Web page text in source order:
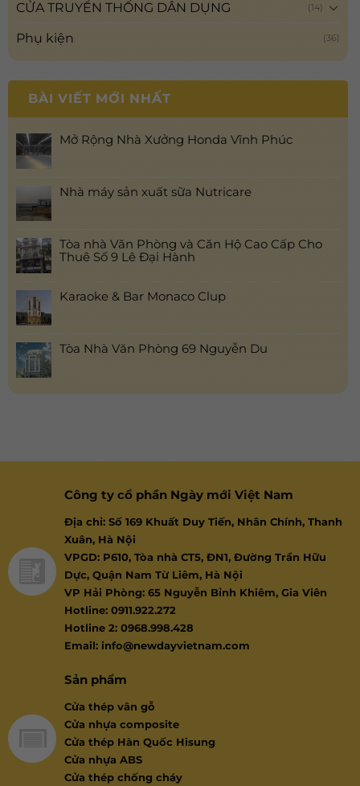
CỬA TRUYỀN THỐNG DÂN DỤNG (14)
Phụ kiện (36)
BÀI VIẾT MỚI NHẤT
Mở Rộng Nhà Xưởng Honda Vĩnh Phúc
Nhà máy sản xuất sữa Nutricare
Tòa nhà Văn Phòng và Căn Hộ Cao Cấp Cho
Thuê Số 9 Lê Đại Hành
Karaoke & Bar Monaco Clup
Tòa Nhà Văn Phòng 69 Nguyễn Du
Công ty cổ phần Ngày mới Việt Nam
Địa chỉ: Số 169 Khuất Duy Tiến, Nhân Chính, Thanh
Xuân, Hà Nội
VPGD: P610, Tòa nhà CT5, ĐN1, Đường Trần Hữu
Dực, Quận Nam Từ Liêm, Hà Nội
VP Hải Phòng: 65 Nguyễn Bỉnh Khiêm, Gia Viên
Hotline: 0911.922.272
Hotline 2: 0968.998.428
Email: info@newdayvietnam.com
Sản phẩm
Cửa thép vân gỗ
Cửa nhựa composite
Cửa thép Hàn Quốc Hisung
Cửa nhựa ABS
Cửa thép chống cháy